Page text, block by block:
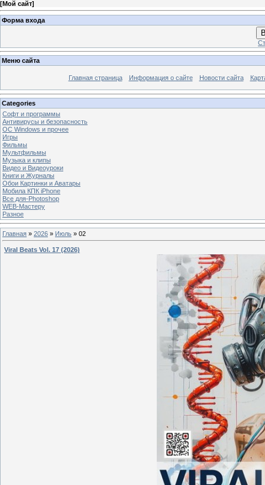
[Мой сайт]
Форма входа
Меню сайта
Главная страница Информация о сайте Новости сайта
Categories
Софт и программы
Антивирусы и безопасность
OC Windows и прочее
Игры
Фильмы
Мультфильмы
Музыка и клипы
Видео и Видеоуроки
Книги и Журналы
Обои Картинки и Аватары
Мобила КПК iPhone
Все для-Photoshop
WEB-Мастеру
Разное
Главная » 2026 » Июль » 02
Viral Beats Vol. 17 (2026)